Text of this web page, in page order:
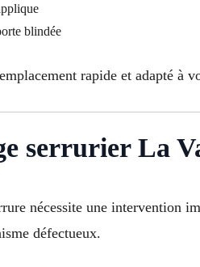
blindée
rapide et adapté à
serrurier La
nécessite une intervention
défectueux.